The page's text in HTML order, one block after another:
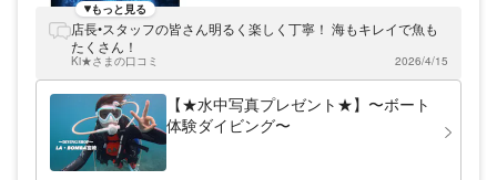
う！」をコンセプトに掲げ、ダイビングを通
日々、楽しく潜っております！ 宮崎の海で
１５年以上潜ってきた店長のしんちゃんをは
じめ、皆様がとにかく楽しく！安全に！アク
ティビティができるようスタッフ一同全力で
サポートいたします！ 初めてのダイビング
もっと見る
店長•スタッフの皆さん明るく楽しく丁寧！ 海もキレイで魚も
たくさん！
Ki★さまの口コミ 2026/4/15
【★水中写真プレゼント★】〜ボート
体験ダイビング〜